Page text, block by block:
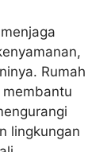
Rumah
lingkungan